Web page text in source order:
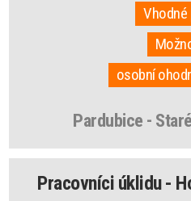
osobní
Pardubice -
Pracovníci úklidu -